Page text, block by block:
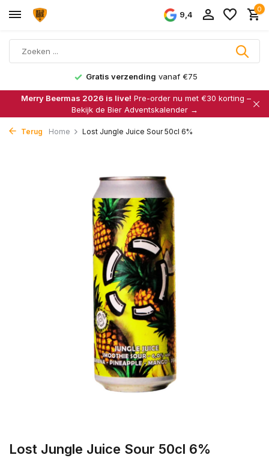
9,4
0
Gratis verzending vanaf €75
Merry Beermas 2026 is live! Pre-order nu met €30 korting –
Bekijk de Bier Adventskalender →
Terug Home Lost Jungle Juice Sour 50cl 6%
Lost Jungle Juice Sour 50cl 6%